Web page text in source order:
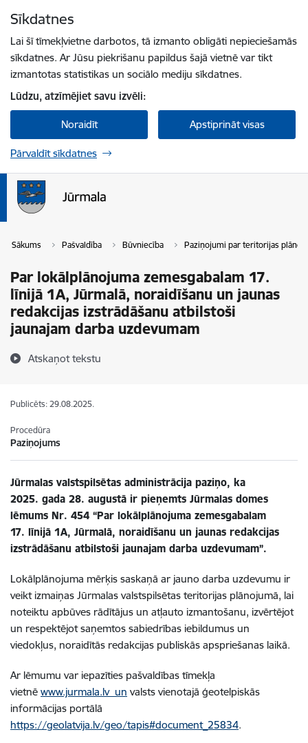
Sīkdatnes
Lai šī tīmekļvietne darbotos, tā izmanto obligāti nepieciešamās
sīkdatnes. Ar Jūsu piekrišanu papildus šajā vietnē var tikt
izmantotas statistikas un sociālo mediju sīkdatnes.
Lūdzu, atzīmējiet savu izvēli:
Noraidīt Apstiprināt visas
Pārvaldīt sīkdatnes
Sākums Pašvaldība Būvniecība Paziņojumi par teritorijas
Par lokālplānojuma zemesgabalam 17.
līnijā 1A, Jūrmalā, noraidīšanu un jaunas
redakcijas izstrādāšanu atbilstoši
jaunajam darba uzdevumam
Atskaņot tekstu
Publicēts: 29.08.2025.
Procedūra
Paziņojums
Jūrmalas valstspilsētas administrācija paziņo, ka
2025. gada 28. augustā ir pieņemts Jūrmalas domes
lēmums Nr. 454 “Par lokālplānojuma zemesgabalam
17. līnijā 1A, Jūrmalā, noraidīšanu un jaunas redakcijas
izstrādāšanu atbilstoši jaunajam darba uzdevumam”.
Lokālplānojuma mērķis saskaņā ar jauno darba uzdevumu ir
veikt izmaiņas Jūrmalas valstspilsētas teritorijas plānojumā, lai
noteiktu apbūves rādītājus un atļauto izmantošanu, izvērtējot
un respektējot saņemtos sabiedrības iebildumus un
viedokļus, noraidītās redakcijas publiskās apspriešanas laikā.
Ar lēmumu var iepazīties pašvaldības tīmekļa
vietnē www.jurmala.lv un valsts vienotajā ģeotelpiskās
informācijas portālā
https://geolatvija.lv/geo/tapis#document_25834.